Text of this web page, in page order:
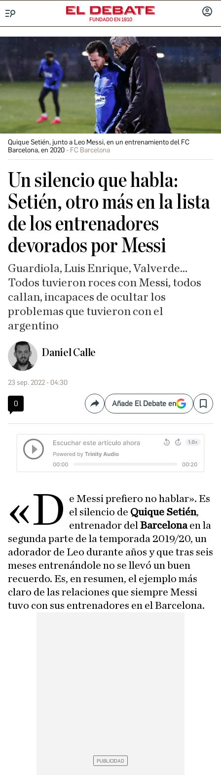
FUNDADO EN 1910
Quique Setién, junto a Leo Messi, en un entrenamiento del FC
Barcelona, en 2020
FC Barcelona
Un silencio que habla:
Setién, otro más en la lista
de los entrenadores
devorados por Messi
Guardiola, Luis Enrique, Valverde...
Todos tuvieron roces con Messi, todos
callan, incapaces de ocultar los
problemas que tuvieron con el
argentino
Daniel Calle
23 sep. 2022 - 04:30
0 CompartirAñade El Debate en Save
«D e Messi prefiero no hablar». Es
el silencio de Quique Setién,
entrenador del Barcelonaen la
segunda parte de la temporada 2019/20, un
adorador de Leo durante años y que tras seis
meses entrenándole no se llevó un buen
recuerdo. Es, en resumen, el ejemplo más
claro de las relaciones que siempre Messi
tuvo con sus entrenadores en el Barcelona.